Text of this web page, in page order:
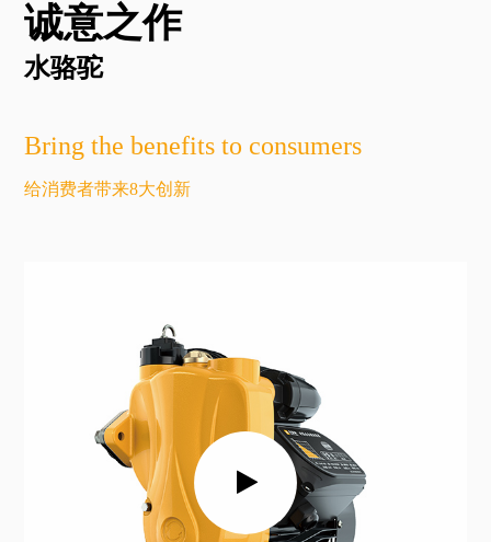
诚意之作
水骆驼
Bring the benefits to consumers
给消费者带来8大创新